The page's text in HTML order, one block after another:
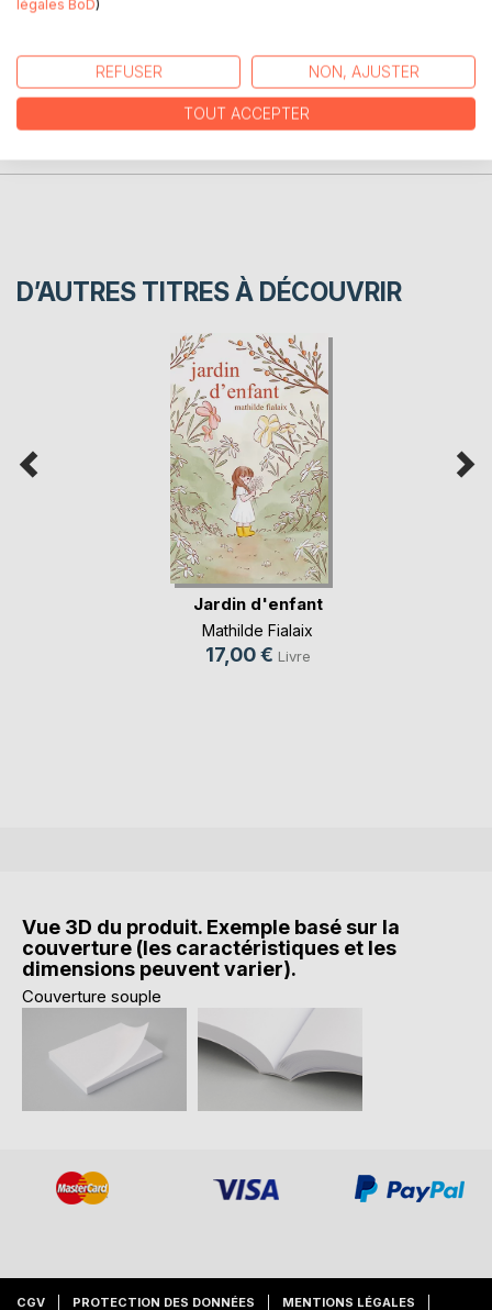
CRITIQUES PRESSE
D’AUTRES TITRES À DÉCOUVRIR
Jardin d'enfant
Mathilde Fialaix
17,00 € Livre
Vue 3D du produit. Exemple basé sur la
couverture (les caractéristiques et les
dimensions peuvent varier).
Couverture souple
CGV PROTECTION DES DONNÉES MENTIONS LÉGALES
légales BoD)
REFUSER NON, AJUSTER
TOUT ACCEPTER